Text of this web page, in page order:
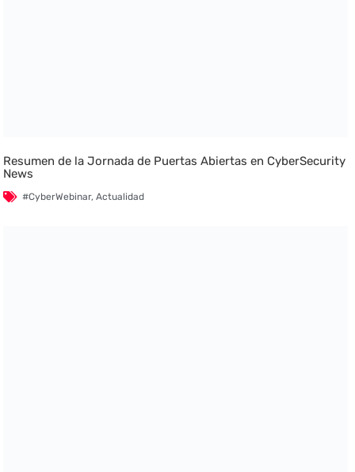
Resumen de la Jornada de Puertas Abiertas en CyberSecurity
News
#CyberWebinar,Actualidad